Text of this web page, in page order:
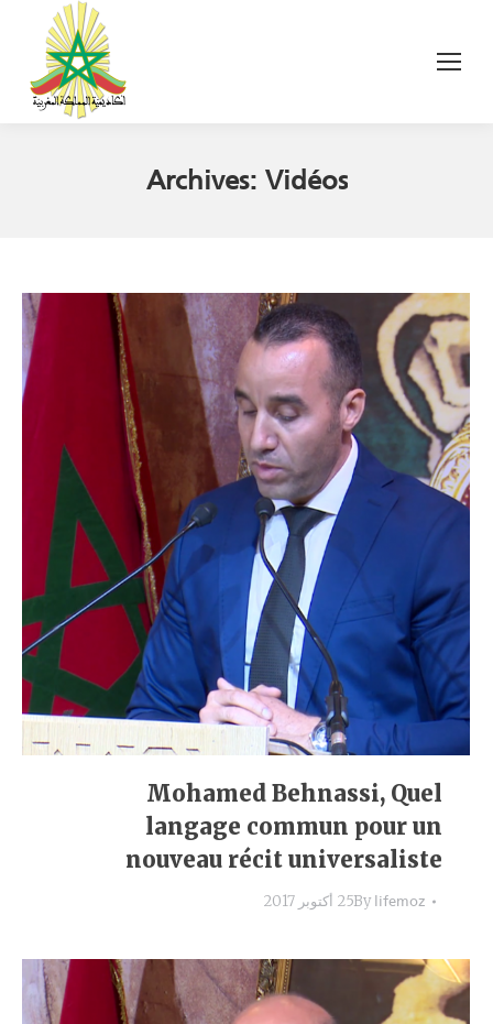
Archives: Vidéos
Mohamed Behnassi, Quel
langage commun pour un
nouveau récit universaliste
By lifemoz 25 أكتوبر 2017